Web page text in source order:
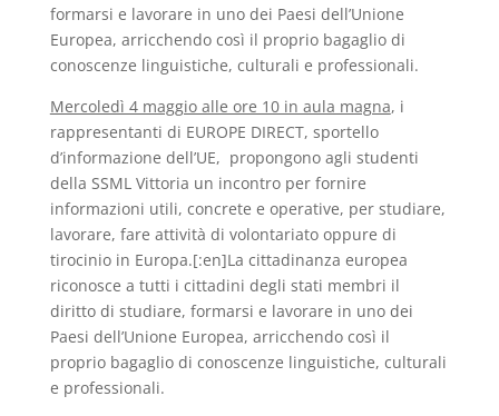
formarsi e lavorare in uno dei Paesi dell’Unione
Europea, arricchendo così il proprio bagaglio di
conoscenze linguistiche, culturali e professionali.
Mercoledì 4 maggio alle ore 10 in aula magna, i
rappresentanti di EUROPE DIRECT, sportello
d’informazione dell’UE, propongono agli studenti
della SSML Vittoria un incontro per fornire
informazioni utili, concrete e operative, per studiare,
lavorare, fare attività di volontariato oppure di
tirocinio in Europa.[:en]La cittadinanza europea
riconosce a tutti i cittadini degli stati membri il
diritto di studiare, formarsi e lavorare in uno dei
Paesi dell’Unione Europea, arricchendo così il
proprio bagaglio di conoscenze linguistiche, culturali
e professionali.